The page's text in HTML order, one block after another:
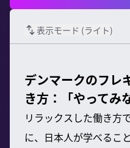
表示モード (ライト)
デンマークのフレ
き方：「やってみ
リラックスした働き方
に、日本人が学べるこ